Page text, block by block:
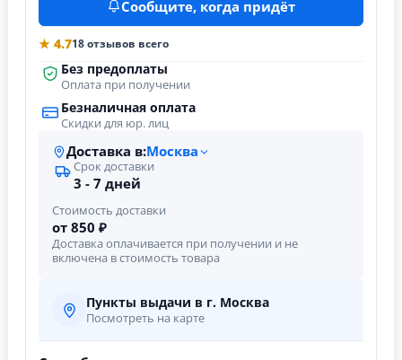
Сообщите, когда придёт
★ 4.718 отзывов всего
Без предоплаты
Оплата при получении
Безналичная оплата
Скидки для юр. лиц
Доставка в:Москва
Срок доставки
3 - 7 дней
Стоимость доставки
от 850 ₽
Доставка оплачивается при получении и не
включена в стоимость товара
Пункты выдачи в г. Москва
Посмотреть на карте